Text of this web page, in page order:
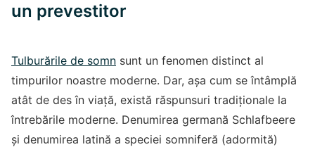
un prevestitor
Tulburările de somn sunt un fenomen distinct al
timpurilor noastre moderne. Dar, așa cum se întâmplă
atât de des în viață, există răspunsuri tradiționale la
întrebările moderne. Denumirea germană Schlafbeere
și denumirea latină a speciei somniferă (adormită)